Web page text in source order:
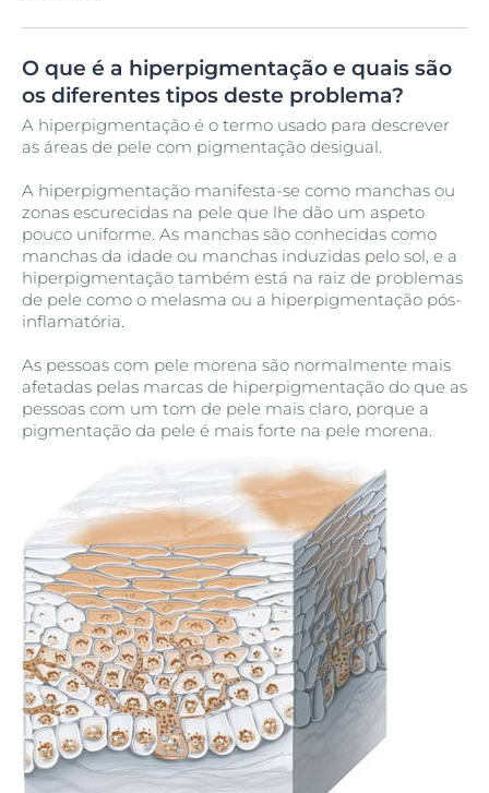
O que é a hiperpigmentação e quais são
os diferentes tipos deste problema?
A hiperpigmentação é o termo usado para descrever
as áreas de pele com pigmentação desigual.
A hiperpigmentação manifesta-se como manchas ou
zonas escurecidas na pele que lhe dão um aspeto
pouco uniforme. As manchas são conhecidas como
manchas da idade ou manchas induzidas pelo sol, e a
hiperpigmentação também está na raiz de problemas
de pele como o melasma ou a hiperpigmentação pós-
inflamatória.
As pessoas com pele morena são normalmente mais
afetadas pelas marcas de hiperpigmentação do que as
pessoas com um tom de pele mais claro, porque a
pigmentação da pele é mais forte na pele morena.